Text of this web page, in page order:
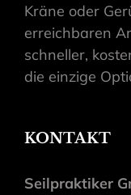
Kräne oder
erreichbaren
schneller,
die einzige
KONTAKT
Seilpraktiker